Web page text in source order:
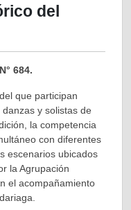
del
684.
que participan
y solistas de
la competencia
con diferentes
escenarios ubicados
la Agrupación
el acompañamiento